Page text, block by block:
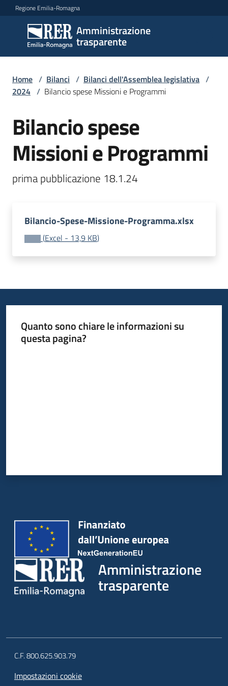
Vai al contenuto
Vai alla navigazione
Vai al footer
Regione Emilia-Romagna
Amministrazione
trasparente
Amministrazione
trasparente
Sottosezioni
Accesso
Home / Bilanci / Bilanci dell'Assemblea legislativa /
2024 / Bilancio spese Missioni e Programmi
Bilancio spese
Missioni e Programmi
prima pubblicazione 18.1.24
Bilancio-Spese-Missione-Programma.xlsx
(Excel - 13,9 KB)
Quanto sono chiare le informazioni su
questa pagina?
Amministrazione
trasparente
C.F. 800.625.903.79
Impostazioni cookie